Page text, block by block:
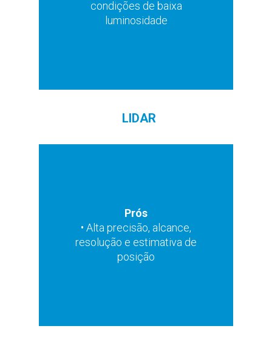
condições de baixa
luminosidade
deteção
LIDAR
Prós
• Alta precisão, alcance,
resolução e estimativa de
posição
• Limitada por condições
meteorológicas adversas
como nevoeiro e neve
• Não fornece
informações de